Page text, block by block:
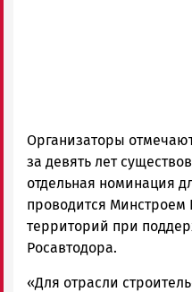
Организаторы
за девять лет
отдельная номинация
проводится
территорий при
Росавтодора.
«Для отрасли